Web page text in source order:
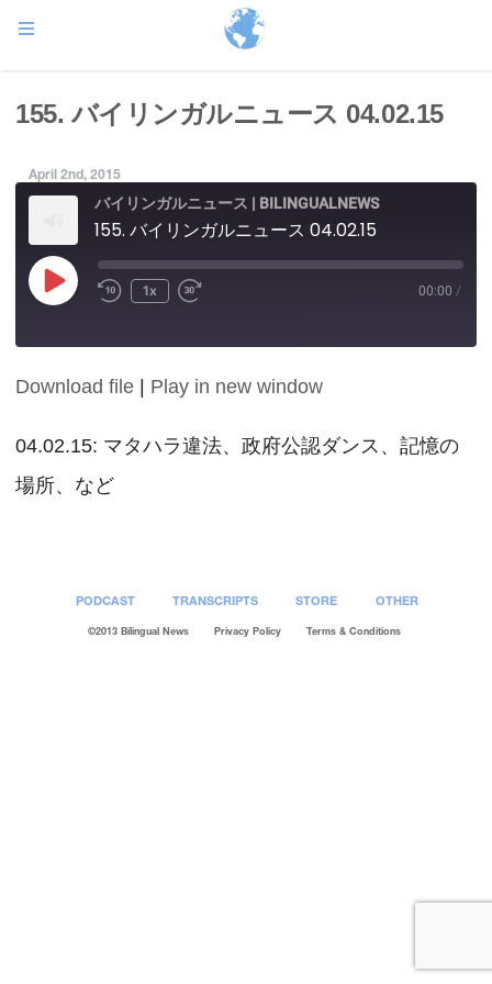
155. バイリンガルニュース 04.02.15
April 2nd, 2015
バイリンガルニュース | BILINGUALNEWS
155. バイリンガルニュース 04.02.15
Play
Episode
1x 00:00 /
SHARE
LINK
EMBED
Download file Play in new window
04.02.15: マタハラ違法、政府公認ダンス、記憶の
場所、など
PODCAST TRANSCRIPTS STORE OTHER
©2013 Bilingual News Privacy Policy Terms & Conditions